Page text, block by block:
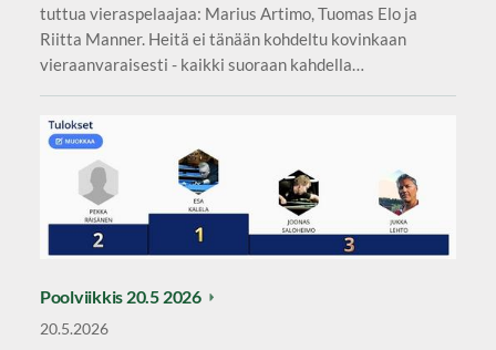
tuttua vieraspelaajaa: Marius Artimo, Tuomas Elo ja
Riitta Manner. Heitä ei tänään kohdeltu kovinkaan
vieraanvaraisesti - kaikki suoraan kahdella…
Poolviikkis 20.5 2026
20.5.2026